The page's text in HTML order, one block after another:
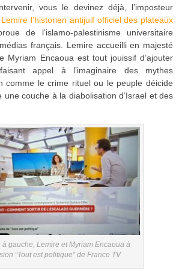
vous le devinez déjà, l’imposteur
Lemire l’historien antijuif officiel des plateaux
de l’islamo-palestinisme universitaire
français. Lemire accueilli en majesté
Myriam Encaoua est tout jouissif d’ajouter
appel à l’imaginaire des mythes
comme le crime rituel ou le peuple déicide
une couche à la diabolisation d’Israel et des
à gauche, Lemire et Myriam Encaoua à
“Tout est politique” de France TV